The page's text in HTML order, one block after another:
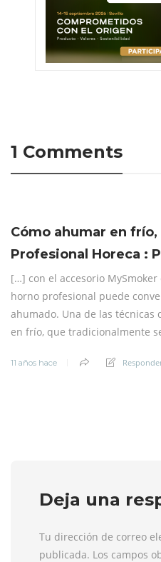
1 Comments
Cómo ahumar en frío,
Profesional Horeca :
[…] con el accesorio
horno profesional puede
ahumado. Una de las
en frío, que tradicionalmente
11 años hace
Deja una
Tu dirección de correo
publicada. Los campos